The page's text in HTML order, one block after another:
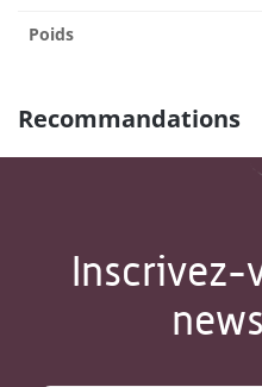
Poids
Recommandations
Inscrivez-